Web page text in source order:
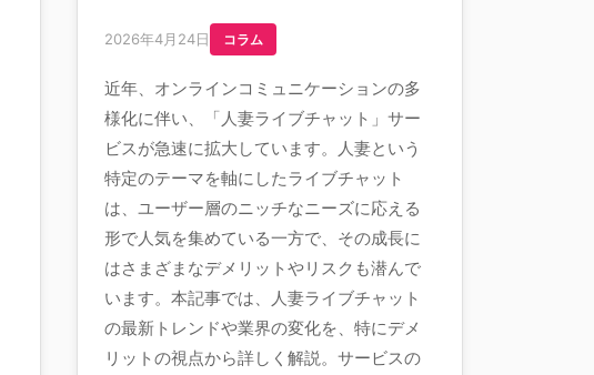
2026年4月24日 コラム
近年、オンラインコミュニケーションの多
様化に伴い、「人妻ライブチャット」サー
ビスが急速に拡大しています。人妻という
特定のテーマを軸にしたライブチャット
は、ユーザー層のニッチなニーズに応える
形で人気を集めている一方で、その成長に
はさまざまなデメリットやリスクも潜んで
います。本記事では、人妻ライブチャット
の最新トレンドや業界の変化を、特にデメ
リットの視点から詳しく解説。サービスの